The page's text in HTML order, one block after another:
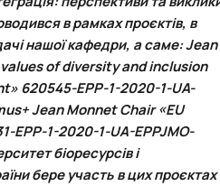
в рамках проєктів, в
нашої кафедри, а саме: Jean
of diversity and inclusion
620545-EPP-1-2020-1-UA-
Jean Monnet Chair «EU
EPP-1-2020-1-UA-EPPJMO-
біоресурсів і
бере участь в цих проєктах